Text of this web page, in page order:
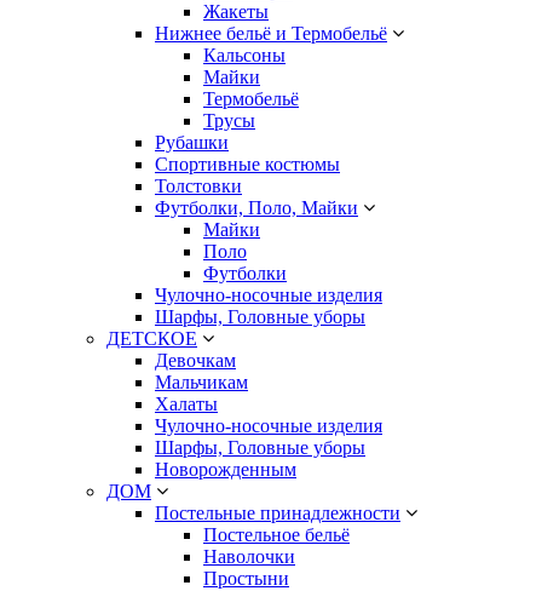
Жакеты
Нижнее бельё и Термобельё
Кальсоны
Майки
Термобельё
Трусы
Рубашки
Спортивные костюмы
Толстовки
Футболки, Поло, Майки
Майки
Поло
Футболки
Чулочно-носочные изделия
Шарфы, Головные уборы
ДЕТСКОЕ
Девочкам
Мальчикам
Халаты
Чулочно-носочные изделия
Шарфы, Головные уборы
Новорожденным
ДОМ
Постельные принадлежности
Постельное бельё
Наволочки
Простыни